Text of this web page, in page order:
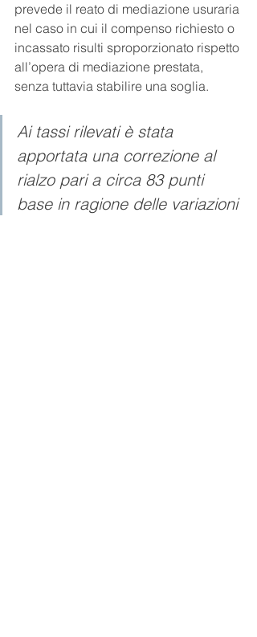
prevede il reato di mediazione usuraria
nel caso in cui il compenso richiesto o
incassato risulti sproporzionato rispetto
all’opera di mediazione prestata,
senza tuttavia stabilire una soglia.
Ai tassi rilevati è stata
apportata una correzione al
rialzo pari a circa 83 punti
base in ragione delle variazioni